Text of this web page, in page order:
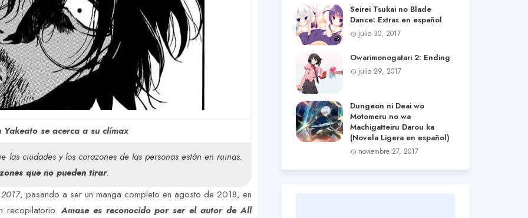
se acerca a su clímax
ciudades y los corazones de las personas están en ruinas.
que no pueden tirar.
, pasando a ser un manga completo en agosto de 2018, en
recopilatorio. Amase es reconocido por ser el autor de All
Seirei Tsukai no Blade
Dance: Extras en español
julio 30, 2017
Owarimonogatari 2: Ending
julio 29, 2017
Dungeon ni Deai wo
Motomeru no wa
Machigatteiru Darou ka
(Novela Ligera en español)
noviembre 27, 2017